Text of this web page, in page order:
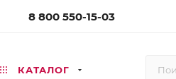
8 800 550-15-03
КАТАЛОГ